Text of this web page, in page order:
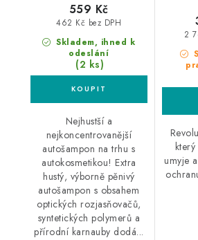
Skladem, ihned k
odeslání
(2 ks)
462 Kč bez DPH
559 Kč
Nejhustší a
nejkoncentrovanější
autošampon na trhu s
autokosmetikou! Extra
hustý, výborně pěnivý
autošampon s obsahem
optických rozjasňovačů,
syntetických polymerů a
přírodní karnauby dodá...
2
umyje